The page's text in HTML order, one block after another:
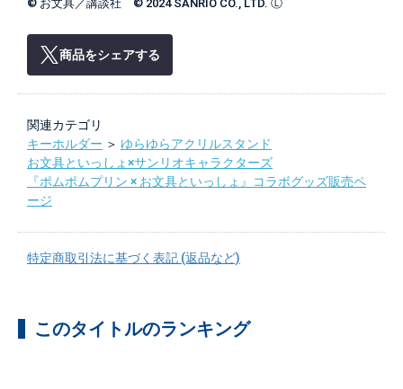
© お文具／講談社 © 2024 SANRIO CO., LTD. Ⓛ
商品をシェアする
関連カテゴリ
キーホルダー ＞ ゆらゆらアクリルスタンド
お文具といっしょ×サンリオキャラクターズ
『ポムポムプリン × お文具といっしょ』コラボグッズ販売ペ
ージ
特定商取引法に基づく表記 (返品など)
このタイトルのランキング